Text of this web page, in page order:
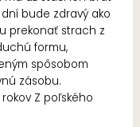
bude zdravý ako
prekonať strach z
formu,
spôsobom
zásobu.
Z poľského